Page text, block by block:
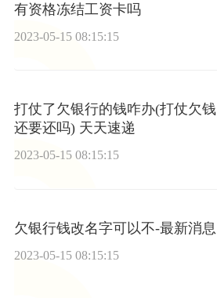
有资格冻结工资卡吗
2023-05-15 08:15:15
打仗了欠银行的钱咋办(打仗欠钱
还要还吗) 天天速递
2023-05-15 08:15:15
欠银行钱改名字可以不-最新消息
2023-05-15 08:15:15